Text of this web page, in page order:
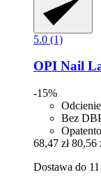
5.0 (1)
OPI Nail
-15%
Bez
68,47 zł 80,56
Dostawa do